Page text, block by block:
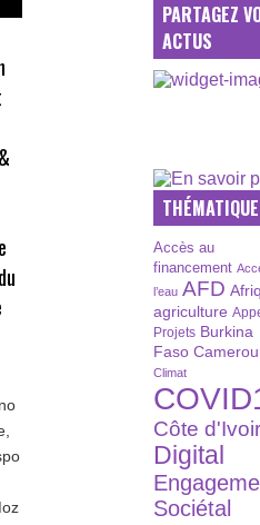
PARTAGEZ
ACTUS
Accès au
financement
l’eau AFD
agriculture
Projets Burkina
Faso
Climat
Côte
Digital
Sociétal